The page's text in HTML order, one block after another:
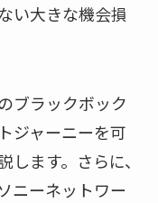
い大きな機会損
ブラックボック
ジャーニーを可
ます。さらに、
ニーネットワー